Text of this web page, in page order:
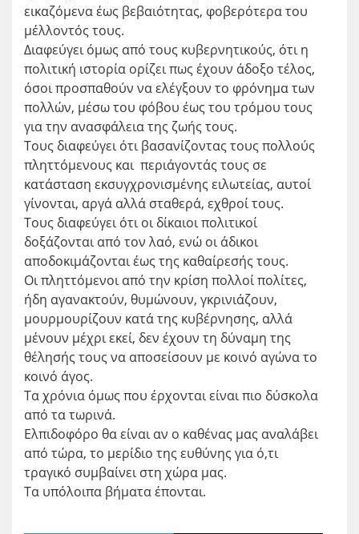
εικαζόμενα έως βεβαιότητας, φοβερότερα του
μέλλοντός τους.
Διαφεύγει όμως από τους κυβερνητικούς, ότι η
πολιτική ιστορία ορίζει πως έχουν άδοξο τέλος,
όσοι προσπαθούν να ελέγξουν το φρόνημα των
πολλών, μέσω του φόβου έως του τρόμου τους
για την ανασφάλεια της ζωής τους.
Τους διαφεύγει ότι βασανίζοντας τους πολλούς
πληττόμενους και περιάγοντάς τους σε
κατάσταση εκσυγχρονισμένης ειλωτείας, αυτοί
γίνονται, αργά αλλά σταθερά, εχθροί τους.
Τους διαφεύγει ότι οι δίκαιοι πολιτικοί
δοξάζονται από τον λαό, ενώ οι άδικοι
αποδοκιμάζονται έως της καθαίρεσής τους.
Οι πληττόμενοι από την κρίση πολλοί πολίτες,
ήδη αγανακτούν, θυμώνουν, γκρινιάζουν,
μουρμουρίζουν κατά της κυβέρνησης, αλλά
μένουν μέχρι εκεί, δεν έχουν τη δύναμη της
θέλησής τους να αποσείσουν με κοινό αγώνα το
κοινό άγος.
Τα χρόνια όμως που έρχονται είναι πιο δύσκολα
από τα τωρινά.
Ελπιδοφόρο θα είναι αν ο καθένας μας αναλάβει
από τώρα, το μερίδιο της ευθύνης για ό,τι
τραγικό συμβαίνει στη χώρα μας.
Τα υπόλοιπα βήματα έπονται.